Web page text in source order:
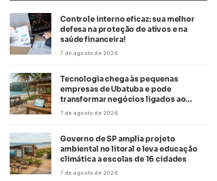
Controle interno eficaz: sua melhor
defesa na proteção de ativos e na
saúde financeira!
7 de agosto de 2026
Tecnologia chega às pequenas
empresas de Ubatuba e pode
transformar negócios ligados ao
turismo no litoral
7 de agosto de 2026
Governo de SP amplia projeto
ambiental no litoral e leva educação
climática a escolas de 16 cidades
7 de agosto de 2026